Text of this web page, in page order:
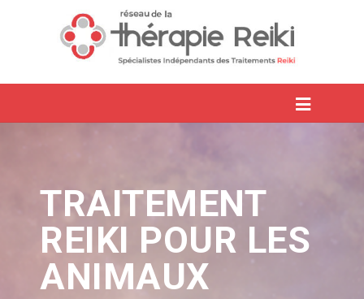
TRAITEMENT
REIKI POUR LES
ANIMAUX